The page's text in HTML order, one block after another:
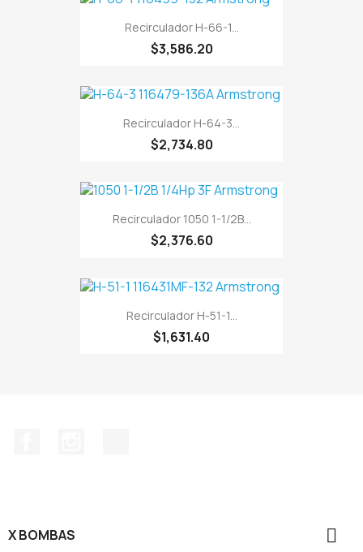
Recirculador H-66-1...
$3,586.20
Recirculador H-64-3...
$2,734.80
Recirculador 1050 1-1/2B...
$2,376.60
Recirculador H-51-1...
$1,631.40
X BOMBAS 